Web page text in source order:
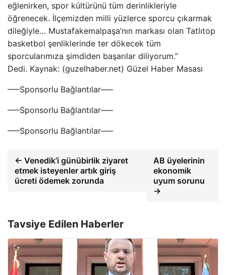
eğlenirken, spor kültürünü tüm derinlikleriyle
öğrenecek. İlçemizden milli yüzlerce sporcu çıkarmak
dileğiyle… Mustafakemalpaşa’nın markası olan Tatlıtop
basketbol şenliklerinde ter dökecek tüm
sporcularımıza şimdiden başarılar diliyorum.”
Dedi. Kaynak: (guzelhaber.net) Güzel Haber Masası
—–Sponsorlu Bağlantılar—–
—–Sponsorlu Bağlantılar—–
—–Sponsorlu Bağlantılar—–
← Venedik’i günübirlik ziyaret
etmek isteyenler artık giriş
ücreti ödemek zorunda
AB üyelerinin
ekonomik
uyum sorunu
→
Tavsiye Edilen Haberler